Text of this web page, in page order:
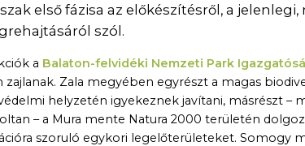
első fázisa az előkészítésről, a
szól.
a Balaton-felvidéki Nemzeti Park
Zala megyében egyrészt a magas
helyzetén igyekeznek javítani, másrészt –
– a Mura mente Natura 2000 területén
szoruló egykori legelőterületeket. Somogy